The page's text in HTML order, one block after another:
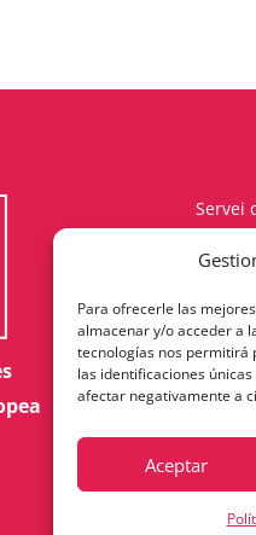
Para ofrecerle las
almacenar y/o acceder a
tecnologías nos permitirá
las identificaciones
afectar negativamente a
Aceptar
Servei
Carrer